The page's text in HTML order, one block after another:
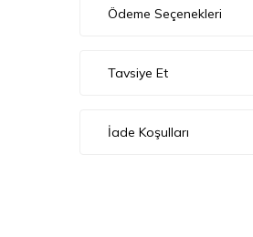
Ödeme Seçenekleri
Tavsiye Et
İade Koşulları